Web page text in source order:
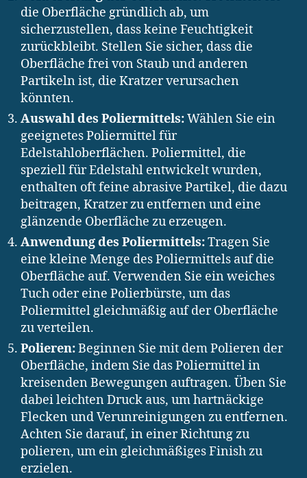
die Oberfläche gründlich ab, um
sicherzustellen, dass keine Feuchtigkeit
zurückbleibt. Stellen Sie sicher, dass die
Oberfläche frei von Staub und anderen
Partikeln ist, die Kratzer verursachen
könnten.
Auswahl des Poliermittels:Wählen Sie ein
geeignetes Poliermittel für
Edelstahloberflächen. Poliermittel, die
speziell für Edelstahl entwickelt wurden,
enthalten oft feine abrasive Partikel, die dazu
beitragen, Kratzer zu entfernen und eine
glänzende Oberfläche zu erzeugen.
Anwendung des Poliermittels:Tragen Sie
eine kleine Menge des Poliermittels auf die
Oberfläche auf. Verwenden Sie ein weiches
Tuch oder eine Polierbürste, um das
Poliermittel gleichmäßig auf der Oberfläche
zu verteilen.
Polieren:Beginnen Sie mit dem Polieren der
Oberfläche, indem Sie das Poliermittel in
kreisenden Bewegungen auftragen. Üben Sie
dabei leichten Druck aus, um hartnäckige
Flecken und Verunreinigungen zu entfernen.
Achten Sie darauf, in einer Richtung zu
polieren, um ein gleichmäßiges Finish zu
erzielen.